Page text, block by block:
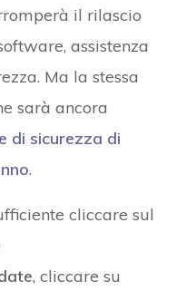
il rilascio
assistenza
Ma la stessa
sarà ancora
di sicurezza di
.
cliccare sul
, cliccare su